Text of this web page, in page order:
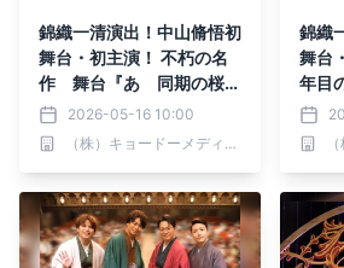
錦織一清演出！中山脩悟初
舞台・初主演！ 不朽の名
作 舞台『あゝ同期の桜』
記者発表会レポート
2026-05-16 10:00
（株）キョードーメディアス
錦織
舞台
年目
たち
物語
『あ